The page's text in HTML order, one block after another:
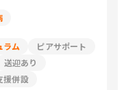
ラム
ピアサポート
送迎あり
援併設